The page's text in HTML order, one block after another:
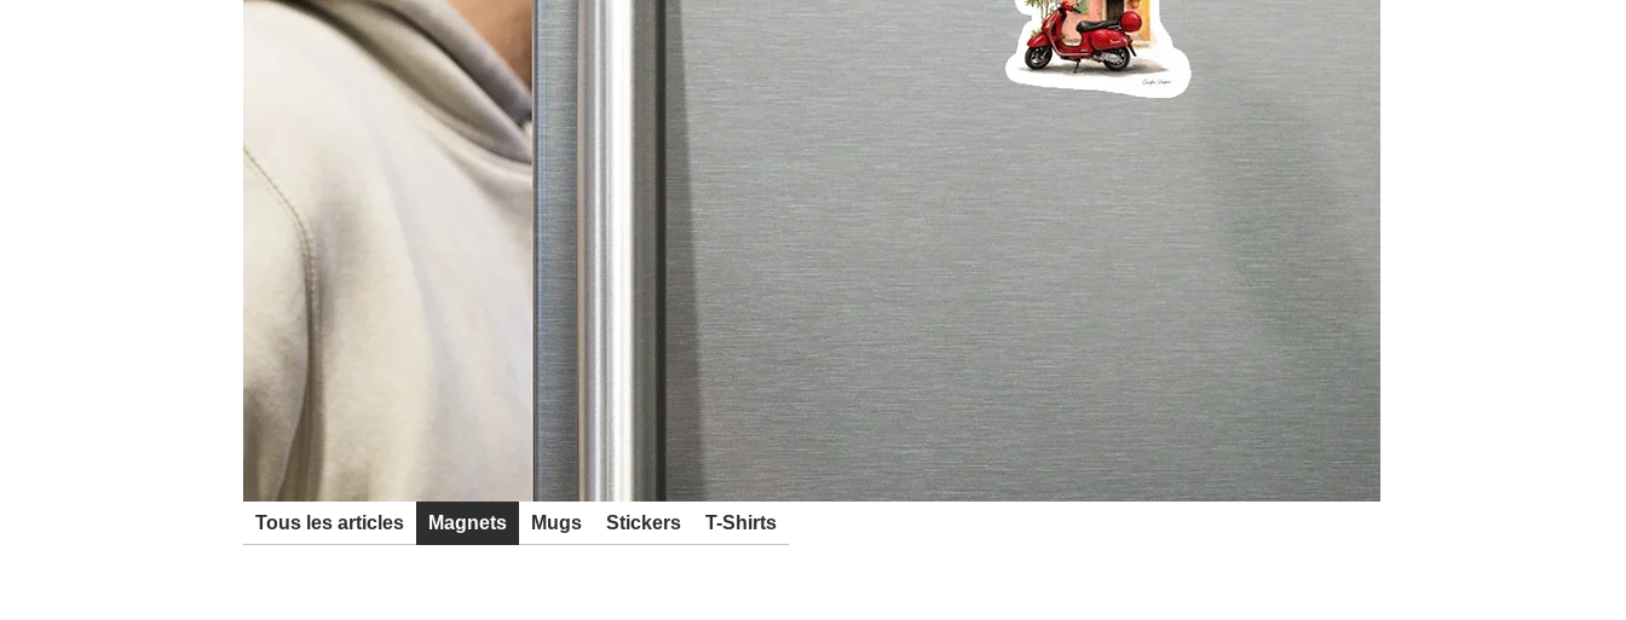
Tous les articles Magnets Mugs Stickers T-Shirts